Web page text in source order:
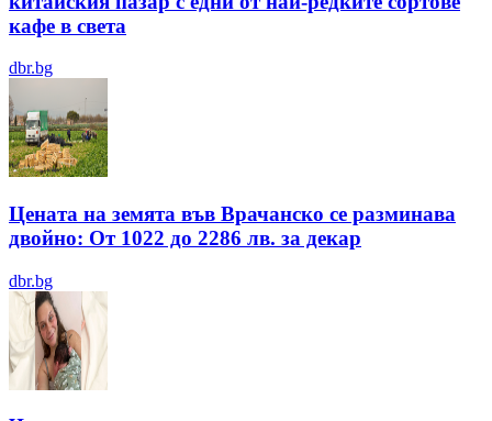
кафе в света
dbr.bg
Цената на земята във Врачанско се разминава
двойно: От 1022 до 2286 лв. за декар
dbr.bg